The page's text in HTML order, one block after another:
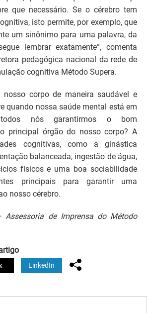
que necessário. Se o cérebro tem
isto permite, por exemplo, que
um sinônimo para uma palavra, da
lembrar exatamente”, comenta
pedagógica nacional da rede de
cognitiva Método Supera.
corpo de maneira saudável e
quando nossa saúde mental está em
nós garantirmos o bom
principal órgão do nosso corpo? A
cognitivas, como a ginástica
balanceada, ingestão de água,
físicos e uma boa sociabilidade
principais para garantir uma
nosso cérebro.
Assessoria de Imprensa do Método
LinkedIn